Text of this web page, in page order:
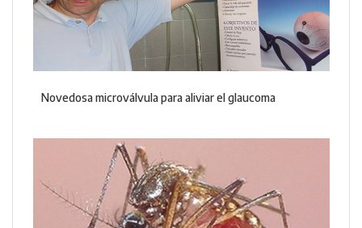
Novedosa microválvula para aliviar el glaucoma